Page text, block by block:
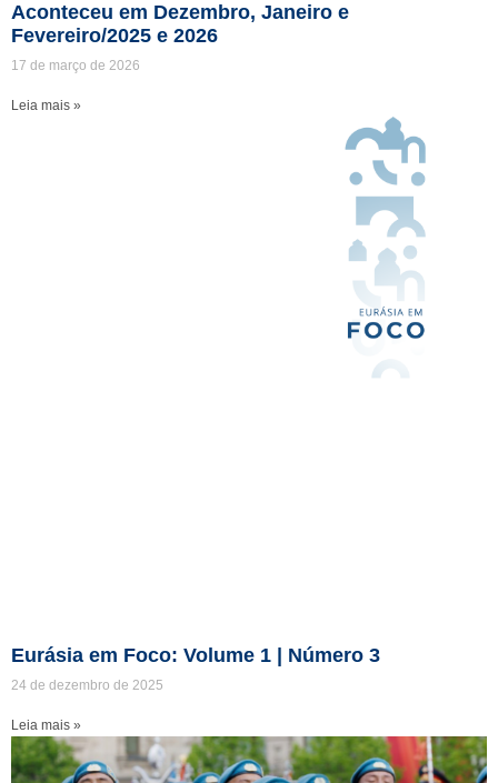
Aconteceu em Dezembro, Janeiro e
Fevereiro/2025 e 2026
17 de março de 2026
Leia mais »
Eurásia em Foco: Volume 1 | Número 3
24 de dezembro de 2025
Leia mais »